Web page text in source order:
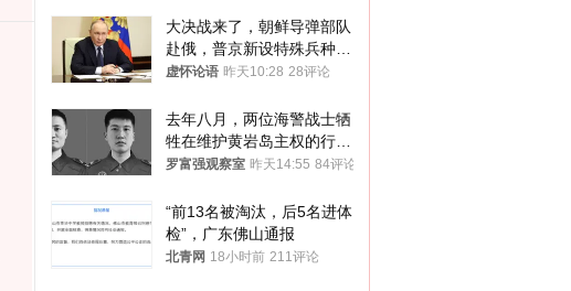
大决战来了，朝鲜导弹部队
赴俄，普京新设特殊兵种，
76岁老将扛旗
虚怀论语 昨天10:28 28评论
去年八月，两位海警战士牺
牲在维护黄岩岛主权的行动
中
罗富强观察室 昨天14:55 84评论
“前13名被淘汰，后5名进体
检”，广东佛山通报
北青网 18小时前 211评论